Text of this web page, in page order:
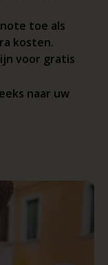
toe als
kosten.
voor gratis
naar uw